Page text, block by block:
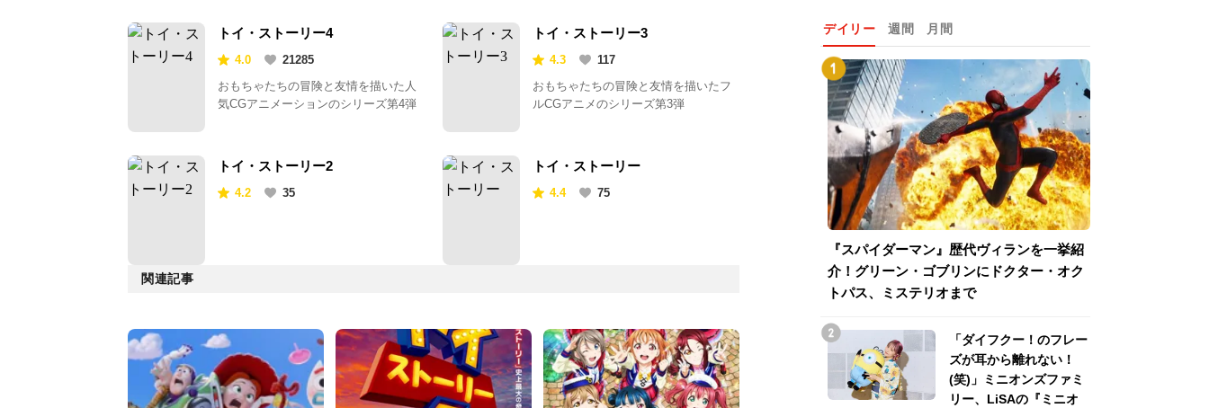
トイ・ストーリー4
4.0
21285
おもちゃたちの冒険と友情を描いた人
気CGアニメーションのシリーズ第4弾
トイ・ストーリー3
4.3
117
おもちゃたちの冒険と友情を描いたフ
ルCGアニメのシリーズ第3弾
トイ・ストーリー2
4.2 35
トイ・ストーリー
4.4 75
関連記事
デイリー 週間 月間
『スパイダーマン』歴代ヴィランを一挙紹
介！グリーン・ゴブリンにドクター・オク
トパス、ミステリオまで
「ダイフクー！のフレー
ズが耳から離れない！
(笑)」ミニオンズファミ
リー、LiSAの『ミニオ